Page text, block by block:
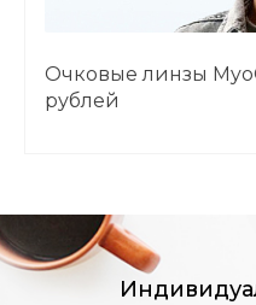
Очковые линзы
рублей